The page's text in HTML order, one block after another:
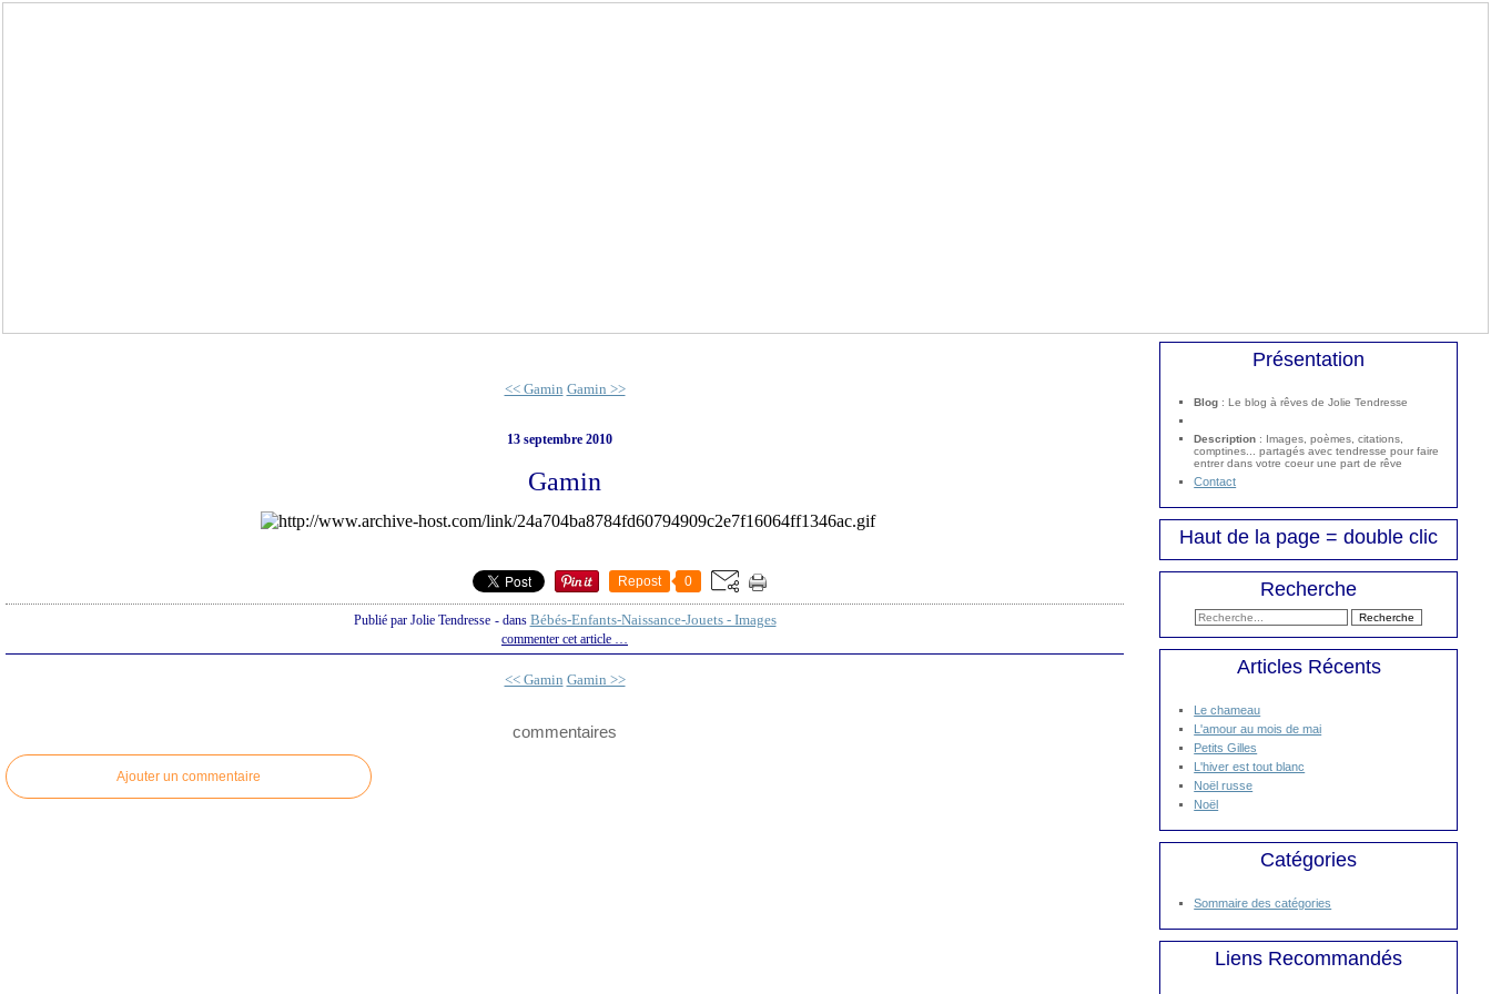
<< Gamin Gamin >>
13 septembre 2010
Gamin
Repost 0
Publié par Jolie Tendresse -dans Bébés-Enfants-Naissance-Jouets - Images
commenter cet article …
<< Gamin Gamin >>
commentaires
Ajouter un commentaire
Présentation
Blog : Le blog à rêves de Jolie Tendresse
Description : Images, poèmes, citations,
comptines... partagés avec tendresse pour faire
entrer dans votre coeur une part de rêve
Contact
Haut de la page = double clic
Recherche
Articles Récents
Le chameau
L'amour au mois de mai
Petits Gilles
L'hiver est tout blanc
Noël russe
Noël
Catégories
Sommaire des catégories
Liens Recommandés